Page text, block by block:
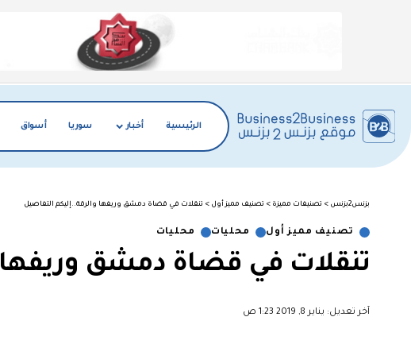
الرئيسية أخبار سوريا أسواق
بزنس2بزنس > تصنيفات مميزة > تصنيف مميز أول > تنقلات في قضاة دمشق وريفها والرقة..إليكم التفاصيل
تصنيف مميز أول محليات محليات
تنقلات في قضاة دمشق وريفها
آخر تعديل: يناير 8, 2019 1:23 ص